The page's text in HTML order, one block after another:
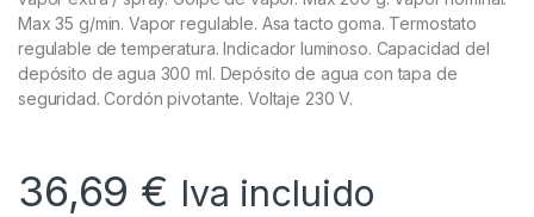
Max 35 g/min. Vapor regulable. Asa tacto goma. Termostato
regulable de temperatura. Indicador luminoso. Capacidad del
depósito de agua 300 ml. Depósito de agua con tapa de
seguridad. Cordón pivotante. Voltaje 230 V.
36,69 € Iva incluido